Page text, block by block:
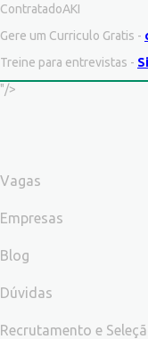
ContratadoAKI
Gere um Curriculo Gratis -
Treine para entrevistas -
"/>
Vagas
Empresas
Blog
Dúvidas
Recrutamento e